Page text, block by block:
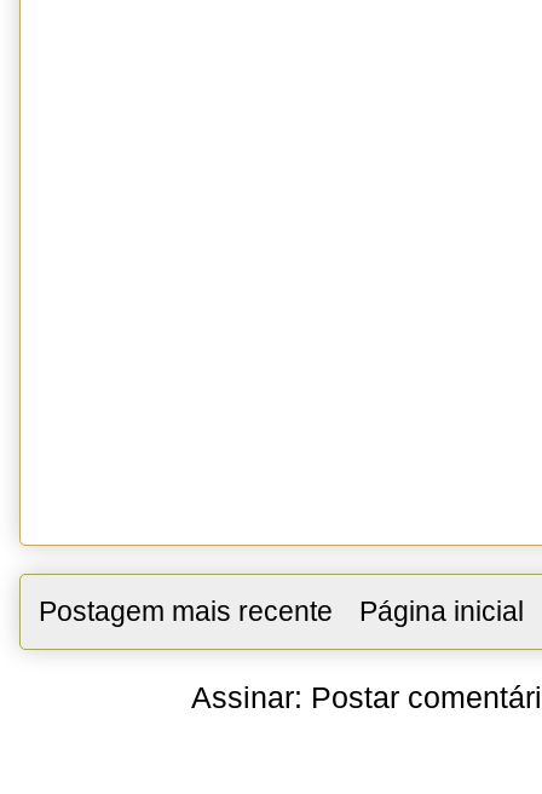
Postagem mais recente Página inicial
Assinar: Postar